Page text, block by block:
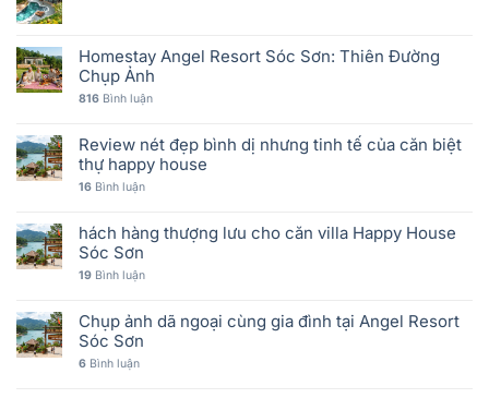
Homestay Angel Resort Sóc Sơn: Thiên Đường
Chụp Ảnh
816 Bình luận
Review nét đẹp bình dị nhưng tinh tế của căn biệt
thự happy house
16 Bình luận
hách hàng thượng lưu cho căn villa Happy House
Sóc Sơn
19 Bình luận
Chụp ảnh dã ngoại cùng gia đình tại Angel Resort
Sóc Sơn
6 Bình luận